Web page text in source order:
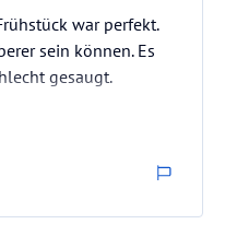
war perfekt.
sein können. Es
gesaugt.